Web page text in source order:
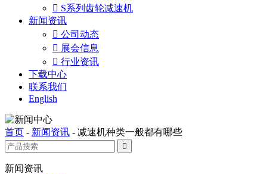
 S系列齿轮减速机
新闻资讯
 公司动态
 展会信息
 行业资讯
下载中心
联系我们
English
首页 - 新闻资讯 - 减速机种类一般都有哪些

新闻资讯